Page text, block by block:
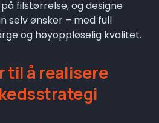
filstørrelse, og designe
selv ønsker – med full
og høyoppløselig kvalitet.
til å realisere